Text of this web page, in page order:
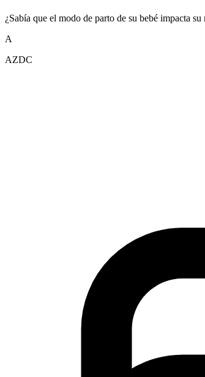
¿Sabía que el modo de parto de su bebé impacta
A
AZDC